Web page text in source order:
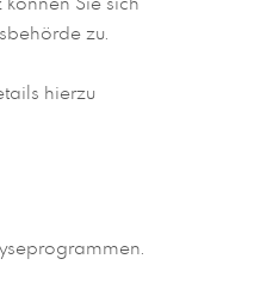
zu.
hierzu